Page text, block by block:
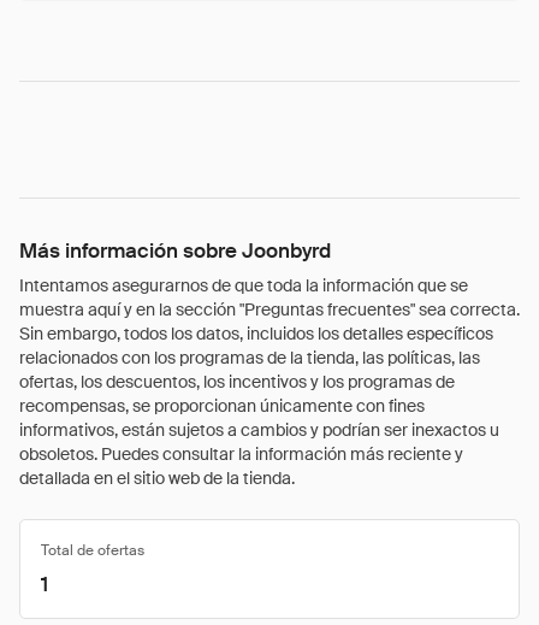
Más información sobre Joonbyrd
Intentamos asegurarnos de que toda la información que se
muestra aquí y en la sección "Preguntas frecuentes" sea correcta.
Sin embargo, todos los datos, incluidos los detalles específicos
relacionados con los programas de la tienda, las políticas, las
ofertas, los descuentos, los incentivos y los programas de
recompensas, se proporcionan únicamente con fines
informativos, están sujetos a cambios y podrían ser inexactos u
obsoletos. Puedes consultar la información más reciente y
detallada en el sitio web de la tienda.
Total de ofertas
1